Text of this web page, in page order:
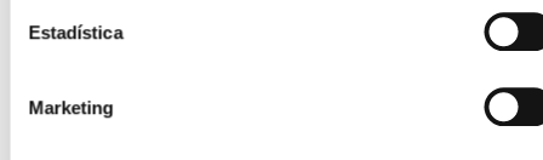
Estadística
Marketing